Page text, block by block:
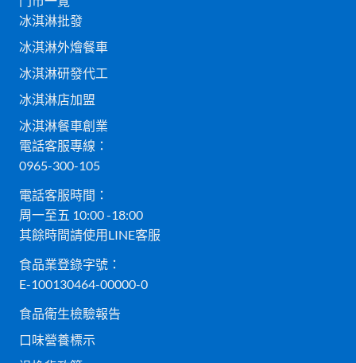
冰淇淋批發
冰淇淋外燴餐車
冰淇淋研發代工
冰淇淋店加盟
冰淇淋餐車創業
電話客服專線：
0965-300-105
電話客服時間：
周一至五 10:00 -18:00
其餘時間請使用LINE客服
食品業登錄字號：
E-100130464-00000-0
食品衛生檢驗報告
口味營養標示